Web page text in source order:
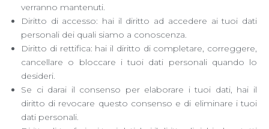
verranno mantenuti.
Diritto di accesso: hai il diritto ad accedere ai tuoi dati
personali dei quali siamo a conoscenza.
Diritto di rettifica: hai il diritto di completare, correggere,
cancellare o bloccare i tuoi dati personali quando lo
desideri.
Se ci darai il consenso per elaborare i tuoi dati, hai il
diritto di revocare questo consenso e di eliminare i tuoi
dati personali.